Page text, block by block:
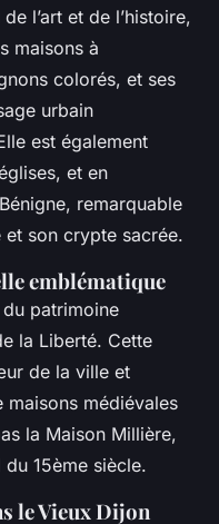
l’art et de l’histoire,
maisons à
colorés, et ses
urbain
est également
et en
remarquable
son crypte sacrée.
emblématique
patrimoine
la Liberté. Cette
de la ville et
maisons médiévales
la Maison Millière,
15ème siècle.
le Vieux Dijon